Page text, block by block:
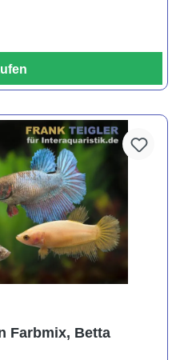
Farbmix, Betta